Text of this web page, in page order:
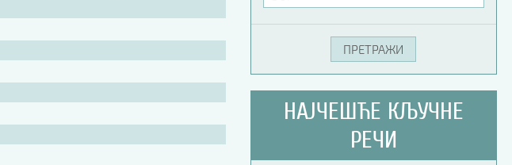
НАЈЧЕШЋЕ КЉУЧНЕ
РЕЧИ